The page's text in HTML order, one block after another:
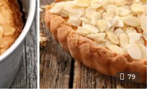
79